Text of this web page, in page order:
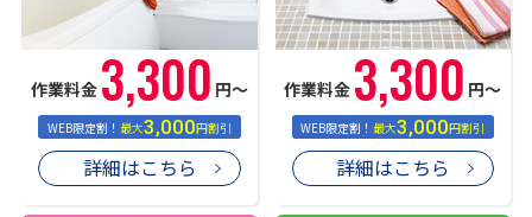
作業料金 3,300 円〜
WEB限定割！最大3,000円割引
詳細はこちら
作業料金 3,300 円〜
WEB限定割！最大3,000円割引
詳細はこちら